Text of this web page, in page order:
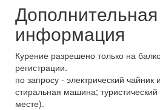
Дополнительная
информация
Курение разрешено только на
регистрации.
по запросу - электрический
стиральная машина;
месте).